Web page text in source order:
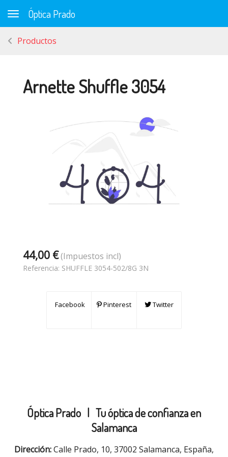
Toggle navigation
Óptica Prado
Productos
Arnette Shuffle 3054
44,00 €(Impuestos incl)
Referencia: SHUFFLE 3054-502/8G 3N
Facebook Pinterest Twitter
Óptica Prado | Tu óptica de confianza en
Salamanca
Dirección:Calle Prado, 10, 37002 Salamanca, España,